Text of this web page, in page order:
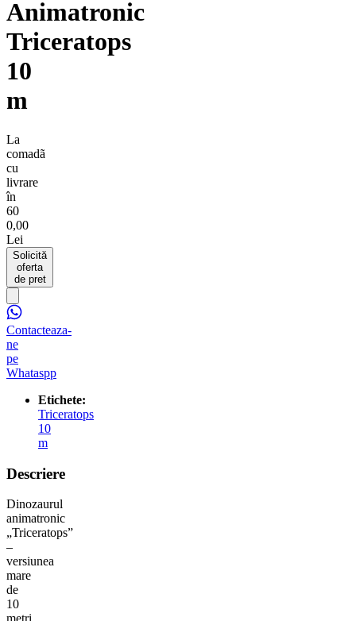
Animatronic
Triceratops
10
m
La
comadã
cu
livrare
în
60
0,00
Lei
Solicită
oferta
de pret
Contacteaza-
ne
pe
Whataspp
Etichete:
Triceratops
10
m
Descriere
Dinozaurul
animatronic
„Triceratops”
–
versiunea
mare
de
10